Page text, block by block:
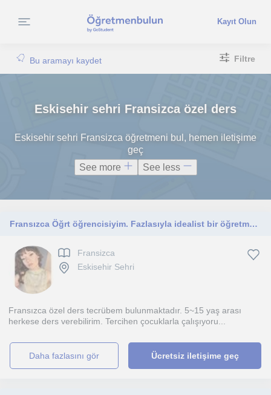
Kayıt Olun
Bu aramayı kaydet Filtre
Eskisehir sehri Fransizca özel ders
Eskisehir sehri Fransizca öğretmeni bul, hemen iletişime
geç
See more
See less
Fransızca Öğrt öğrencisiyim. Fazlasıyla idealist bir öğretmen adayıyım. Öğrenci odaklı yaklaşımı kullanırım, derslerim anaokulu ve ilkokul kademesindedir
Fransizca
Eskisehir Sehri
Fransızca özel ders tecrübem bulunmaktadır. 5~15 yaş arası
herkese ders verebilirim. Tercihen çocuklarla çalışıyoru...
daha fazlasını gör Ücretsiz iletişime geç